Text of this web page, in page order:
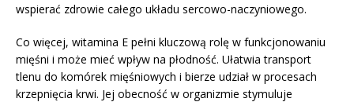
wspierać zdrowie całego układu sercowo-naczyniowego.
Co więcej, witamina E pełni kluczową rolę w funkcjonowaniu
mięśni i może mieć wpływ na płodność. Ułatwia transport
tlenu do komórek mięśniowych i bierze udział w procesach
krzepnięcia krwi. Jej obecność w organizmie stymuluje